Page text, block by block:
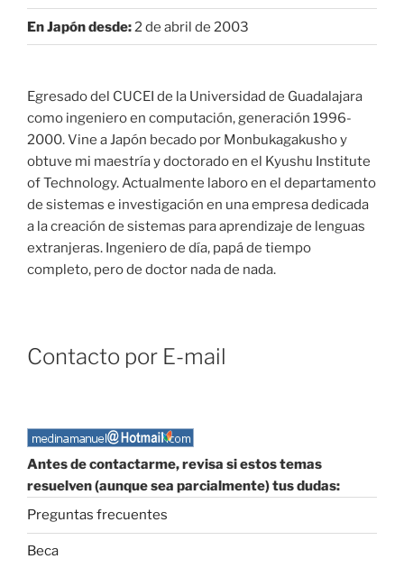
En Japón desde:2 de abril de 2003
Egresado del CUCEI de la Universidad de Guadalajara
como ingeniero en computación, generación 1996-
2000. Vine a Japón becado por Monbukagakusho y
obtuve mi maestría y doctorado en el Kyushu Institute
of Technology. Actualmente laboro en el departamento
de sistemas e investigación en una empresa dedicada
a la creación de sistemas para aprendizaje de lenguas
extranjeras. Ingeniero de día, papá de tiempo
completo, pero de doctor nada de nada.
Contacto por E-mail
Antes de contactarme, revisa si estos temas
resuelven (aunque sea parcialmente) tus dudas:
Preguntas frecuentes
Beca